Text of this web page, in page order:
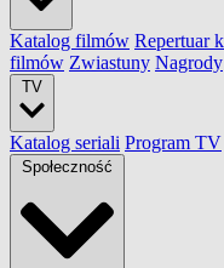
Katalog filmów Repertuar
filmów Zwiastuny Nagrody
TV
Katalog seriali Program TV
Społeczność